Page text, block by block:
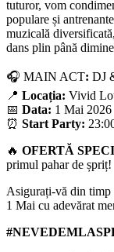
tuturor, vom
populare și
muzicală
dans plin până
🎧 MAIN ACT: DJ
📍 Locația: Vivid
📅 Data: 1 Mai 2026
⏰ Start Party:
🔥 OFERTĂ
primul pahar de șpriț!
Asigurați-vă din timp
1 Mai cu adevărat